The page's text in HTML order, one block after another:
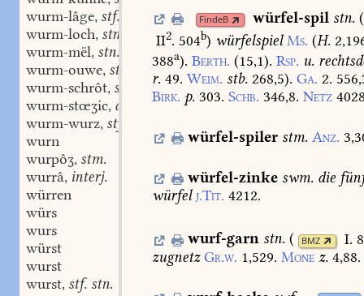
wurm-lâge, stf.
wurm-loch, stn.
wurm-mël, stn.
wurm-ouwe, stf.
wurm-schrôt, stm.
wurm-stœʒic, adj.
wurm-wurz, stf.
wurn
wurpôʒ, stm.
wurrâ, interj.
würren
würs
wurs
würst
wurst
wurst, stf. stn.
FindeB würfel-spil stn. (
II2. 504b) würfelspiel Ms. (H.
388a). Berth. (15,1). Rsp. u.
r. 49. Weim. stb. 268,5). Ga. 2.
Birk. p. 303. Schb. 346,8. Netz
würfel-spiler stm. Anz.
würfel-zinke swm. die
würfel j.Tit. 4212.
wurf-garn stn. ( BMZ
I.
zugnetz Gr.w. 1,529. Mone z. 4,88.